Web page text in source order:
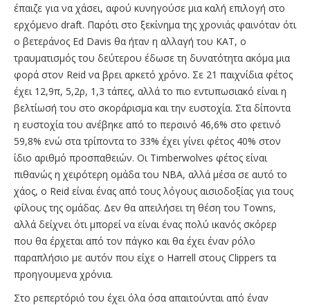
έπαιζε για να χάσει, αφού κυνηγούσε μια καλή επιλογή στο
ερχόμενο draft. Παρότι στο ξεκίνημα της χρονιάς φαινόταν ότι
ο βετεράνος Ed Davis θα ήταν η αλλαγή του ΚΑΤ, ο
τραυματισμός του δεύτερου έδωσε τη δυνατότητα ακόμα μια
φορά στον Reid να βρει αρκετό χρόνο. Σε 21 παιχνίδια φέτος
έχει 12,9π, 5,2ρ, 1,3 τάπες, αλλά το πιο εντυπωσιακό είναι η
βελτίωσή του στο σκοράρισμα και την ευστοχία. Στα δίποντα
η ευστοχία του ανέβηκε από το περσινό 46,6% στο φετινό
59,8% ενώ στα τρίποντα το 33% έχει γίνει φέτος 40% στον
ίδιο αριθμό προσπαθειών. Οι Timberwolves φέτος είναι
πιθανώς η χειρότερη ομάδα του ΝΒΑ, αλλά μέσα σε αυτό το
χάος, ο Reid είναι ένας από τους λόγους αισιοδοξίας για τους
φίλους της ομάδας. Δεν θα απειλήσει τη θέση του Towns,
αλλά δείχνει ότι μπορεί να είναι ένας πολύ ικανός σκόρερ
που θα έρχεται από τον πάγκο και θα έχει έναν ρόλο
παραπλήσιο με αυτόν που είχε ο Harrell στους Clippers τα
προηγουμενα χρόνια.
Στο ρεπερτόριό του έχει όλα όσα απαιτούνται από έναν